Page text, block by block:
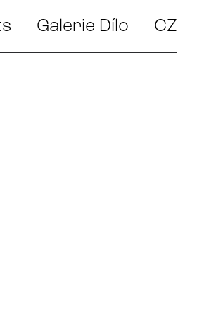
Galerie Dílo CZ